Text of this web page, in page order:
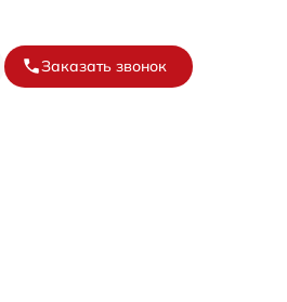
Заказать звонок